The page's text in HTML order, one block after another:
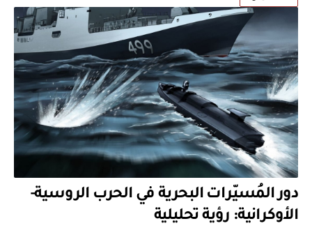
دور المُسيّرات البحرية في الحرب الروسية-
الأوكرانية: رؤية تحليلية